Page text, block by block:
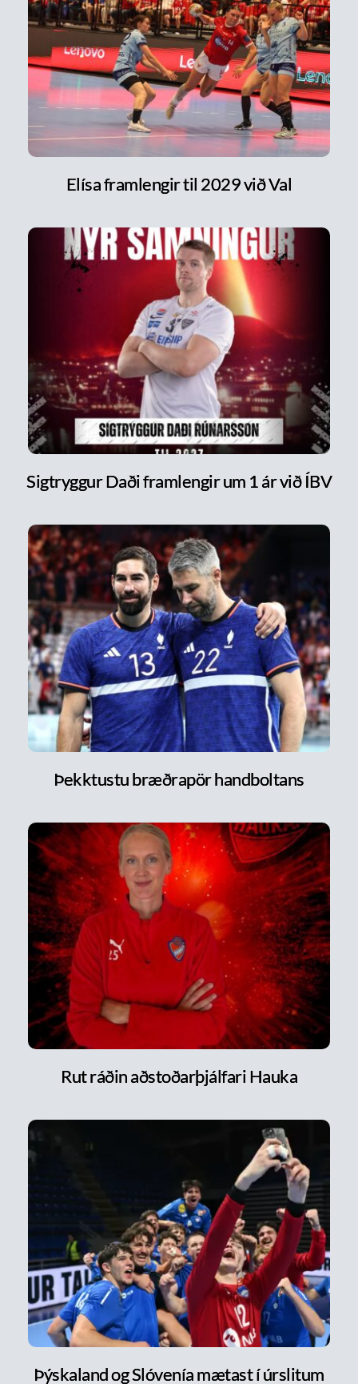
Elísa framlengir til 2029 við Val
Sigtryggur Daði framlengir um 1 ár við ÍBV
Þekktustu bræðrapör handboltans
Rut ráðin aðstoðarþjálfari Hauka
Þýskaland og Slóvenía mætast í úrslitum